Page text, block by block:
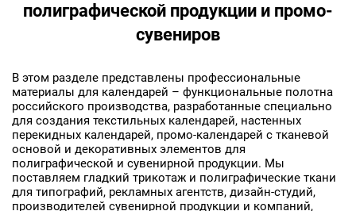
полиграфической продукции и промо-
сувениров
В этом разделе представлены профессиональные
материалы для календарей – функциональные полотна
российского производства, разработанные специально
для создания текстильных календарей, настенных
перекидных календарей, промо-календарей с тканевой
основой и декоративных элементов для
полиграфической и сувенирной продукции. Мы
поставляем гладкий трикотаж и полиграфические ткани
для типографий, рекламных агентств, дизайн-студий,
производителей сувенирной продукции и компаний,
Телефон
E-mail
Ваш e-mail
ОТПРАВИТЬ